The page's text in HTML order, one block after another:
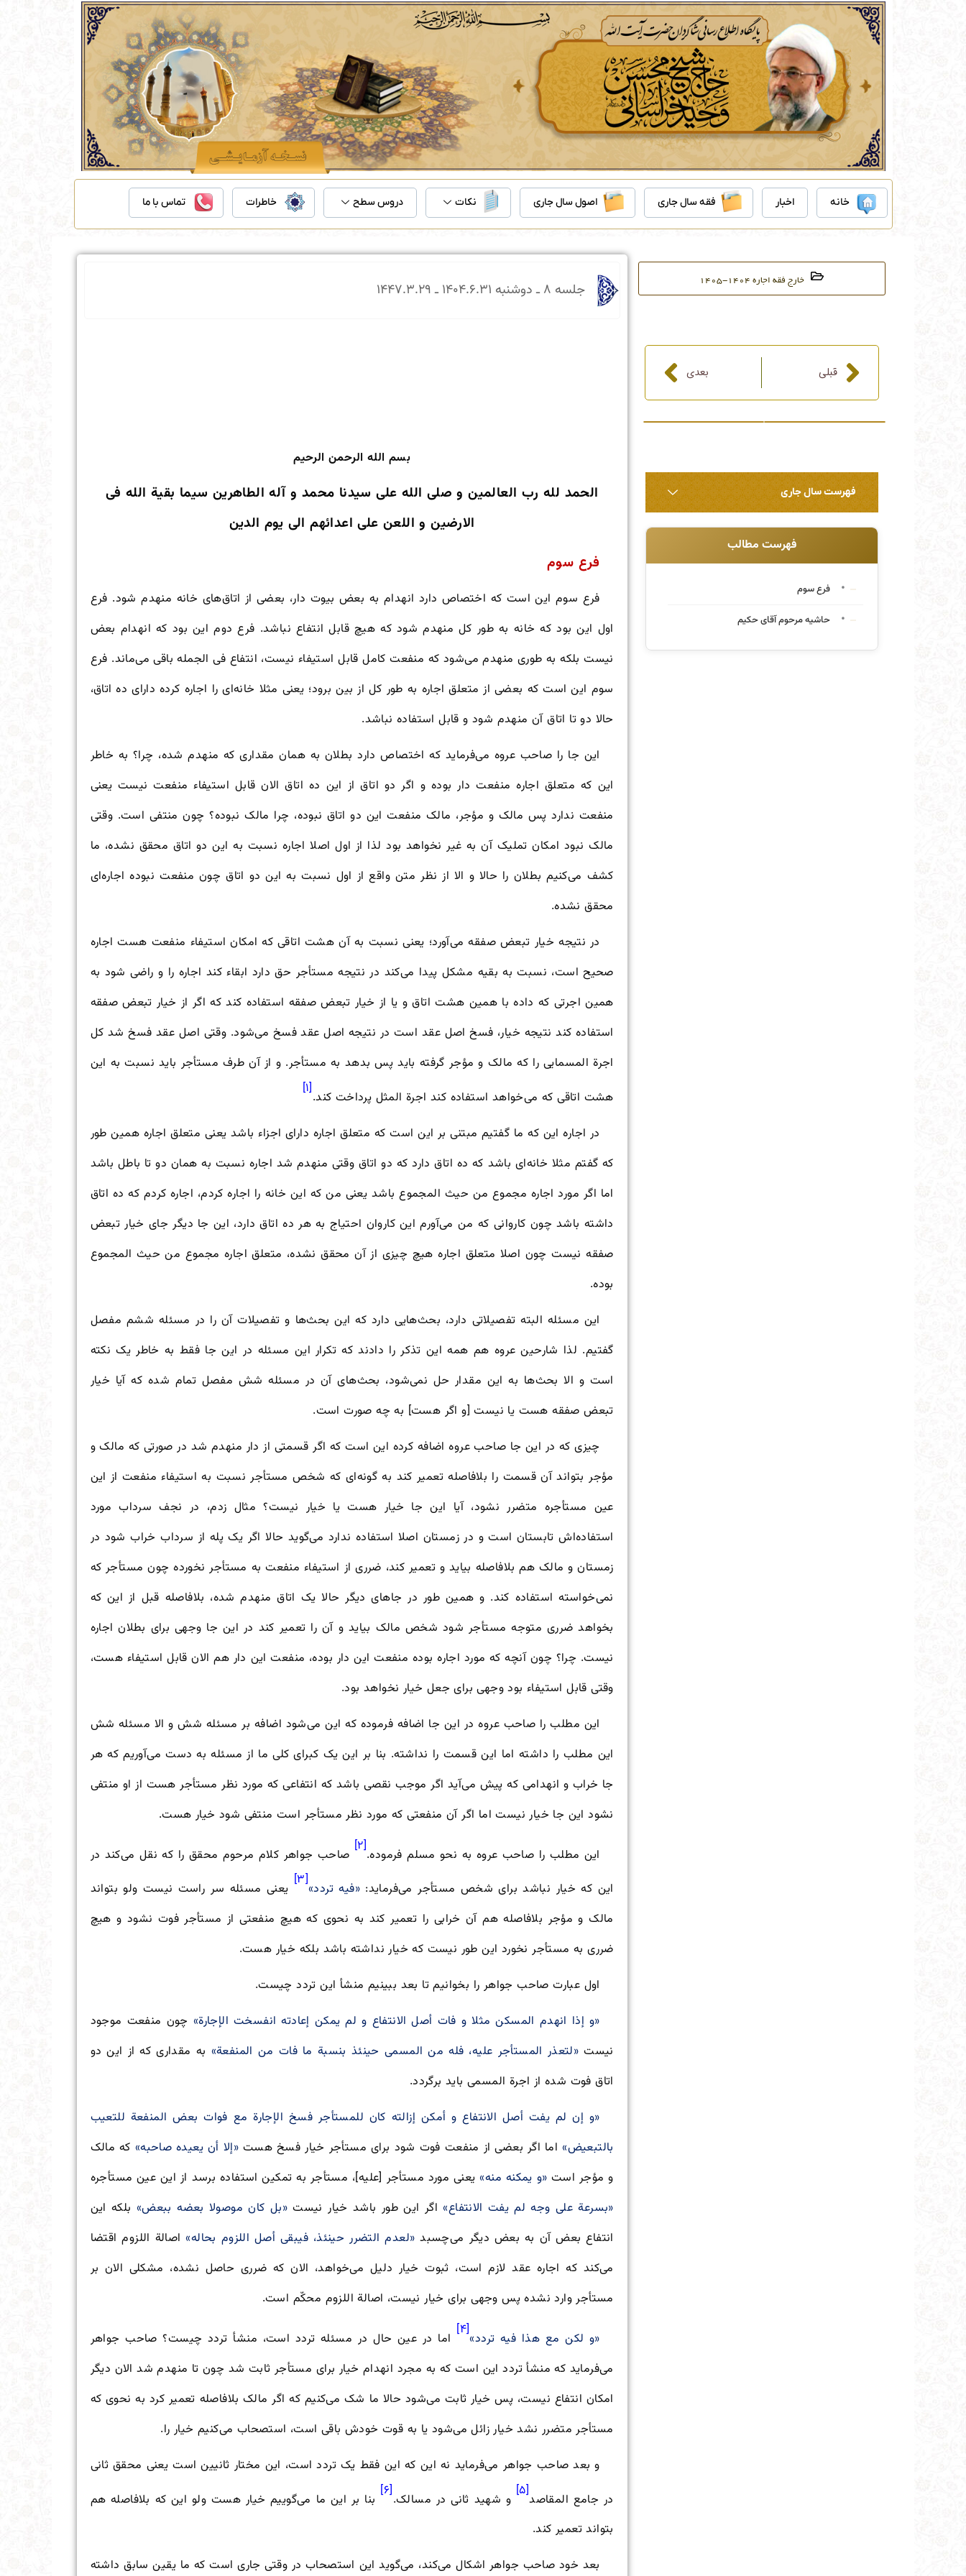
خانه اخبار فقه سال جاری اصول سال جاری نکات دروس سطح خاطرات تماس با ما
خارج فقه اجاره ۱۴۰۴-۱۴۰۵
قبلی
قبلی بعدی
بعدی
فهرست سال جاری
فهرست مطالب
فرع سوم
حاشیه مرحوم آقای حکیم
جلسه ۸ ـ دو‌شنبه ۳۱‏.۶‏.۱۴۰۴ ـ ۲۹‏.۳‏.۱۴۴۷
بسم الله الرحمن الرحیم
الحمد لله رب العالمین و صلی الله علی سیدنا محمد و آله الطاهرین سیما بقیة الله فی
الارضین و اللعن علی اعدائهم الی یوم الدین
فرع سوم
فرع سوم این است که اختصاص دارد انهدام به بعض بیوت دار، بعضی از اتاق‌های خانه منهدم شود. فرع
اول این بود که خانه به طور کل منهدم شود که هیچ قابل انتفاع نباشد. فرع دوم این بود که انهدام بعض
نیست بلکه به طوری منهدم می‌شود که منفعت کامل قابل استیفاء نیست، انتفاع فی الجمله باقی می‌ماند. فرع
سوم این است که بعضی از متعلق اجاره به طور کل از بین برود؛ یعنی مثلا خانه‌ای را اجاره کرده دارای ده اتاق،
حالا دو تا اتاق آن منهدم شود و قابل استفاده نباشد.
این جا را صاحب عروه می‌فرماید که اختصاص دارد بطلان به همان مقداری که منهدم شده، چرا؟ به خاطر
این که متعلق اجاره منفعت دار بوده و اگر دو اتاق از این ده اتاق الان قابل استیفاء منفعت نیست یعنی
منفعت ندارد پس مالک و مؤجر، مالک منفعت این دو اتاق نبوده، چرا مالک نبوده؟ چون منتفی است. وقتی
مالک نبود امکان تملیک آن به غیر نخواهد بود لذا از اول اصلا اجاره نسبت به این دو اتاق محقق نشده، ما
کشف می‌کنیم بطلان را حالا و الا از نظر متن واقع از اول نسبت به این دو اتاق چون منفعت نبوده اجاره‌ای
محقق نشده.
در نتیجه خیار تبعض صفقه می‌آورد؛ یعنی نسبت به آن هشت اتاقی که امکان استیفاء منفعت هست اجاره
صحیح است، نسبت به بقیه مشکل پیدا می‌کند در نتیجه مستأجر حق دارد ابقاء کند اجاره را و راضی شود به
همین اجرتی که داده با همین هشت اتاق و یا از خیار تبعض صفقه استفاده کند که اگر از خیار تبعض صفقه
استفاده کند نتیجه خیار، فسخ اصل عقد است در نتیجه اصل عقد فسخ می‌شود. وقتی اصل عقد فسخ شد کل
اجرة المسمایی را که مالک و مؤجر گرفته باید پس بدهد به مستأجر. و از آن طرف مستأجر باید نسبت به این
هشت اتاقی که می‌خواهد استفاده کند اجرة المثل پرداخت کند.
[۱]
در اجاره این که ما گفتیم مبتنی بر این است که متعلق اجاره دارای اجزاء باشد یعنی متعلق اجاره همین طور
که گفتم مثلا خانه‌ای باشد که ده اتاق دارد که دو اتاق وقتی منهدم شد اجاره نسبت به همان دو تا باطل باشد
اما اگر مورد اجاره مجموع من حیث المجموع باشد یعنی من که این خانه را اجاره کردم، اجاره کردم که ده اتاق
داشته باشد چون کاروانی که من می‌آورم این کاروان احتیاج به هر ده اتاق دارد، این جا دیگر جای خیار تبعض
صفقه نیست چون اصلا متعلق اجاره هیچ چیزی از آن محقق نشده، متعلق اجاره مجموع من حیث المجموع
بوده.
این مسئله البته تفصیلاتی دارد، بحث‌هایی دارد که این بحث‌ها و تفصیلات آن را در مسئله ششم مفصل
گفتیم. لذا شارحین عروه هم همه این تذکر را دادند که تکرار این مسئله در این جا فقط به خاطر یک نکته
است و الا بحث‌ها به این مقدار حل نمی‌شود، بحث‌های آن در مسئله شش مفصل تمام شده که آیا خیار
تبعض صفقه هست یا نیست [و اگر هست] به چه صورت است.
چیزی که در این جا صاحب عروه اضافه کرده این است که اگر قسمتی از دار منهدم شد در صورتی که مالک و
مؤجر بتواند آن قسمت را بلافاصله تعمیر کند به گونه‌ای که شخص مستأجر نسبت به استیفاء منفعت از این
عین مستأجره متضرر نشود، آیا این جا خیار هست یا خیار نیست؟ مثال زدم، در نجف سرداب مورد
استفاده‌اش تابستان است و در زمستان اصلا استفاده ندارد می‌گوید حالا اگر یک پله از سرداب خراب شود در
زمستان و مالک هم بلافاصله بیاید و تعمیر کند، ضرری از استیفاء منفعت به مستأجر نخورده چون مستأجر که
نمی‌خواسته استفاده کند. و همین طور در جاهای دیگر حالا یک اتاق منهدم شده، بلافاصله قبل از این که
بخواهد ضرری متوجه مستأجر شود شخص مالک بیاید و آن را تعمیر کند در این جا وجهی برای بطلان اجاره
نیست. چرا؟ چون آنچه که مورد اجاره بوده منفعت این دار بوده، منفعت این دار هم الان قابل استیفاء هست،
وقتی قابل استیفاء بود وجهی برای جعل خیار نخواهد بود.
این مطلب را صاحب عروه در این جا اضافه فرموده که این می‌شود اضافه بر مسئله شش و الا مسئله شش
این مطلب را داشته اما این قسمت را نداشته. بنا بر این یک کبرای کلی ما از مسئله به دست می‌آوریم که هر
جا خراب و انهدامی که پیش می‌آید اگر موجب نقصی باشد که انتفاعی که مورد نظر مستأجر هست از او منتفی
نشود این جا خیار نیست اما اگر آن منفعتی که مورد نظر مستأجر است منتفی شود خیار هست.
این مطلب را صاحب عروه به نحو مسلم فرموده.
[۲]
صاحب جواهر کلام مرحوم محقق را که نقل می‌کند در
این که خیار نباشد برای شخص مستأجر می‌‌فرماید:«فیه تردد»
[۳]
یعنی مسئله سر راست نیست ولو بتواند
مالک و مؤجر بلافاصله هم آن خرابی را تعمیر کند به نحوی که هیچ منفعتی از مستأجر فوت نشود و هیچ
ضرری به مستأجر نخورد این طور نیست که خیار نداشته باشد بلکه خیار هست.
اول عبارت صاحب جواهر را بخوانیم تا بعد ببینیم منشأ این تردد چیست.
«و إذا انهدم المسكن مثلا و فات أصل الانتفاع و لم يمكن إعادته انفسخت الإجارة» چون منفعت موجود
نیست «لتعذر المستأجر عليه، فله من المسمى حينئذ بنسبة ما فات من المنفعة» به مقداری که از این دو
اتاق فوت شده از اجرة المسمی باید برگردد.
«و إن لم يفت أصل الانتفاع و أمكن إزالته كان للمستأجر فسخ الإجارة مع فوات بعض المنفعة للتعيب
بالتبعيض»اما اگر بعضی از منفعت فوت شود برای مستأجر خیار فسخ هست«إلا أن يعيده صاحبه» که مالک
و مؤجر است «و يمكنه منه»یعنی مورد مستأجر [علیه]، مستأجر به تمکین استفاده برسد از این عین مستأجره
«بسرعة على وجه لم يفت الانتفاع»اگر این طور باشد خیار نیست «بل كان موصولا بعضه ببعض» بلکه این
انتفاع بعض آن به بعض دیگر می‌چسبد «لعدم التضرر حينئذ، فيبقى أصل اللزوم بحاله»اصالة اللزوم اقتضا
می‌کند که اجاره عقد لازم است، ثبوت خیار دلیل می‌خواهد، الان که ضرری حاصل نشده، مشکلی الان بر
مستأجر وارد نشده پس وجهی برای خیار نیست، اصالة اللزوم محکّم است.
«و لكن مع هذا فيه تردد»
[۴]
اما در عین حال در مسئله تردد است، منشأ تردد چیست؟ صاحب جواهر
می‌فرماید که منشأ تردد این است که به مجرد انهدام خیار برای مستأجر ثابت شد چون تا منهدم شد الان دیگر
امکان انتفاع نیست، پس خیار ثابت می‌شود حالا ما شک می‌کنیم که اگر مالک بلافاصله تعمیر کرد به نحوی که
مستأجر متضرر نشد خیار زائل می‌شود یا به قوت خودش باقی است، استصحاب می‌کنیم خیار را.
و بعد صاحب جواهر می‌فرماید نه این که این فقط یک تردد است، این مختار ثانیین است یعنی محقق ثانی
در جامع المقاصد
[۵]
و شهید ثانی در مسالک.
[۶]
بنا بر این ما می‌گوییم خیار هست ولو این که بلافاصله هم
بتواند تعمیر کند.
بعد خود صاحب جواهر اشکال می‌کند، می‌گوید این استصحاب در وقتی جاری است که ما یقین سابق داشته